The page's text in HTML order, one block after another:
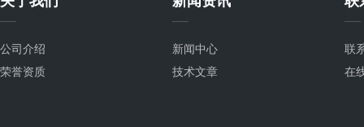
公司介绍
荣誉资质
新闻中心
技术文章
联
在